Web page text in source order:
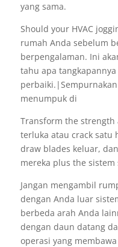
yang sama.
Should your HVAC
rumah Anda sebelum
berpengalaman. Ini
tahu apa
menumpuk di
Transform the strength
terluka atau crack satu
draw blades keluar,
mereka plus the sistem
Jangan mengambil
dengan Anda luar
berbeda arah Anda
dengan daun datang
operasi yang